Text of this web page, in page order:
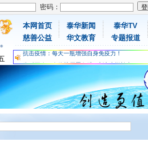
密码：
本网首页
慈善公益
泰华新闻
华文教育
泰华TV
专题报道
为时不晚，人体胶原蛋白维C应该这样补充
关爱儿童健康，免费领取日本原装尤妮佳超立体
抗击疫情：每天一瓶增强自身免疫力！
为时不晚，人体胶原蛋白维C应该这样补充
关爱儿童健康，免费领取日本原装尤妮佳超立体
抗击疫情：每天一瓶增强自身免疫力！